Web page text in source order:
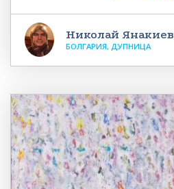
Николай Янакиев
БОЛГАРИЯ, ДУПНИЦА